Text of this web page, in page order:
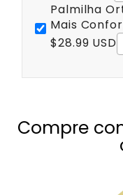
Palmilha
Mais
$28.99 USD
Compre